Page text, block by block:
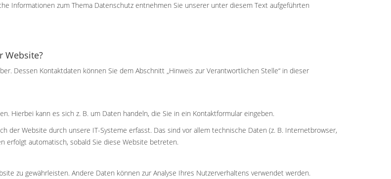
Informationen zum Thema Datenschutz entnehmen Sie unserer unter diesem Text aufgeführten
Website?
Dessen Kontaktdaten können Sie dem Abschnitt „Hinweis zur Verantwortlichen Stelle“ in dieser
Hierbei kann es sich z. B. um Daten handeln, die Sie in ein Kontaktformular eingeben.
der Website durch unsere IT-Systeme erfasst. Das sind vor allem technische Daten (z. B. Internetbrowser,
erfolgt automatisch, sobald Sie diese Website betreten.
zu gewährleisten. Andere Daten können zur Analyse Ihres Nutzerverhaltens verwendet werden.